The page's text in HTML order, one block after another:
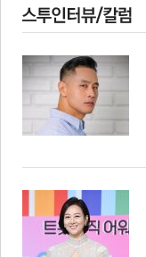
많이 본 뉴스 최신 뉴스